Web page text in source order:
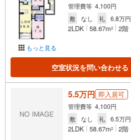
もっと見る
管理費等 4,100円
敷
なし 礼 6.8万円
2LDK 58.67m2 2階
空室状況を問い合わせる
5.5万円 即入居可
管理費等 4,100円
敷
なし 礼 6.5万円
2LDK 58.67m2 2階